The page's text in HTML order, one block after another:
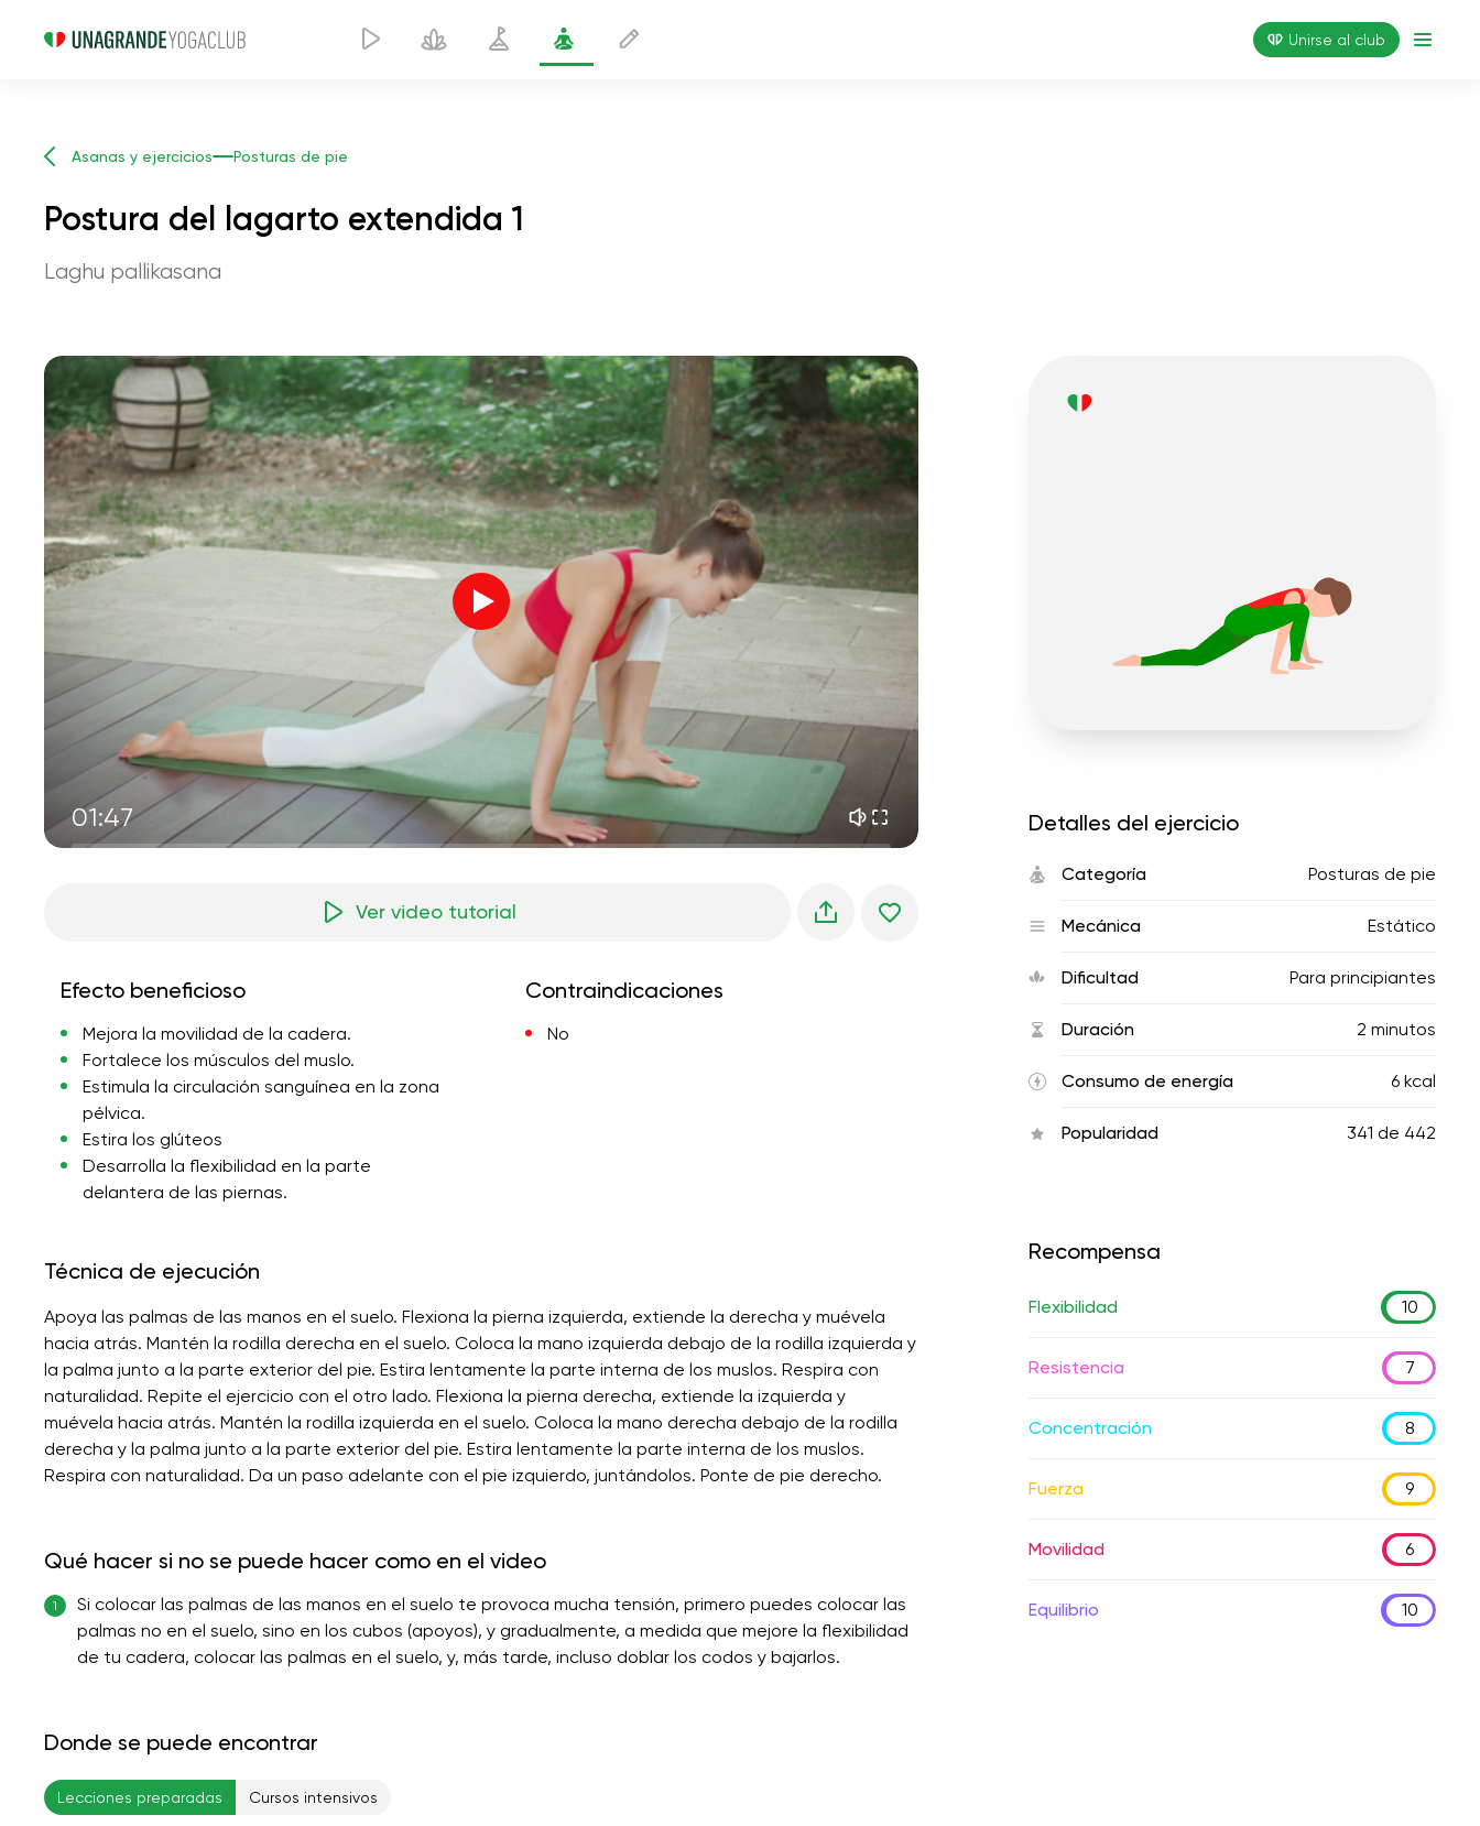
Unirse al club
Asanas y ejercicios Posturas de pie
Postura del lagarto extendida 1
Laghu pallikasana
01:47
Voz del instructor
vuelo del alma 01:44
paz interior 01:27
sueños matutinos
frescura del bosque 05:00
lluvia de verano 02:00
silencio de montaña 02:00
brisa marina
la voz del viento 02:00
bosque de primavera
Ver video tutorial
Efecto beneficioso
Mejora la movilidad de la cadera.
Fortalece los músculos del muslo.
Estimula la circulación sanguínea en la zona
pélvica.
Estira los glúteos
Desarrolla la flexibilidad en la parte
delantera de las piernas.
Contraindicaciones
No
Técnica de ejecución
Apoya las palmas de las manos en el suelo. Flexiona la pierna izquierda, extiende la derecha y muévela
hacia atrás. Mantén la rodilla derecha en el suelo. Coloca la mano izquierda debajo de la rodilla izquierda y
la palma junto a la parte exterior del pie. Estira lentamente la parte interna de los muslos. Respira con
naturalidad. Repite el ejercicio con el otro lado. Flexiona la pierna derecha, extiende la izquierda y
muévela hacia atrás. Mantén la rodilla izquierda en el suelo. Coloca la mano derecha debajo de la rodilla
derecha y la palma junto a la parte exterior del pie. Estira lentamente la parte interna de los muslos.
Respira con naturalidad. Da un paso adelante con el pie izquierdo, juntándolos. Ponte de pie derecho.
Qué hacer si no se puede hacer como en el video
1
Si colocar las palmas de las manos en el suelo te provoca mucha tensión, primero puedes colocar las
palmas no en el suelo, sino en los cubos (apoyos), y gradualmente, a medida que mejore la flexibilidad
de tu cadera, colocar las palmas en el suelo, y, más tarde, incluso doblar los codos y bajarlos.
Donde se puede encontrar
Lecciones preparadas Cursos intensivos
Detalles del ejercicio
Categoría Posturas de pie
Mecánica Estático
Dificultad Para principiantes
Duración 2 minutos
Consumo de energía 6 kcal
Popularidad 341 de 442
Recompensa
Flexibilidad 10
Resistencia 7
Concentración 8
Fuerza 9
Movilidad 6
Equilibrio 10